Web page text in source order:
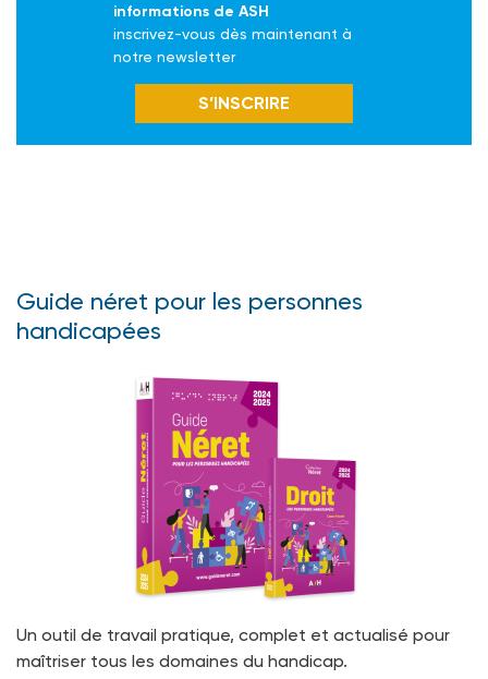
informations de ASH
inscrivez-vous dès maintenant à
notre newsletter
S’INSCRIRE
Guide néret pour les personnes
handicapées
Un outil de travail pratique, complet et actualisé pour
maîtriser tous les domaines du handicap.